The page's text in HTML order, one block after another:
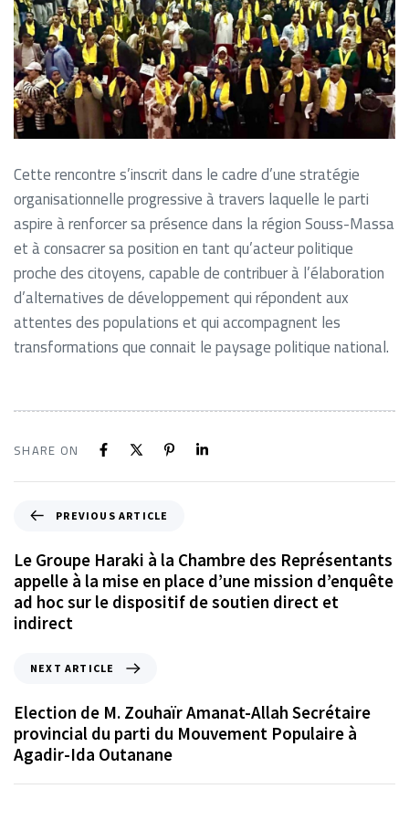
Cette rencontre s’inscrit dans le cadre d’une stratégie
organisationnelle progressive à travers laquelle le parti
aspire à renforcer sa présence dans la région Souss-Massa
et à consacrer sa position en tant qu’acteur politique
proche des citoyens, capable de contribuer à l’élaboration
d’alternatives de développement qui répondent aux
attentes des populations et qui accompagnent les
transformations que connait le paysage politique national.
SHARE ON
PREVIOUS ARTICLE
Le Groupe Haraki à la Chambre des Représentants
appelle à la mise en place d’une mission d’enquête
ad hoc sur le dispositif de soutien direct et
indirect
NEXT ARTICLE
Election de M. Zouhaïr Amanat-Allah Secrétaire
provincial du parti du Mouvement Populaire à
Agadir-Ida Outanane